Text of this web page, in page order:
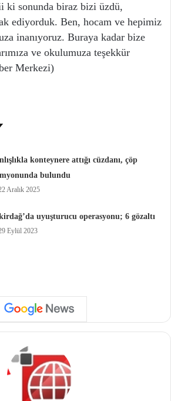
ki sonunda biraz bizi üzdü,
ediyorduk. Ben, hocam ve hepimiz
inanıyoruz. Buraya kadar bize
ve okulumuza teşekkür
Merkezi)
konteynere attığı cüzdanı, çöp
bulundu
Aralık 2025
uyuşturucu operasyonu; 6 gözaltı
Eylül 2023